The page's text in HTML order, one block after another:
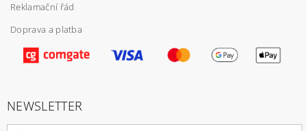
Vložením hodnocení souhlasíte spodmínkami
ochrany osobních údajů
Reklamační řád
Doprava a platba
NEWSLETTER